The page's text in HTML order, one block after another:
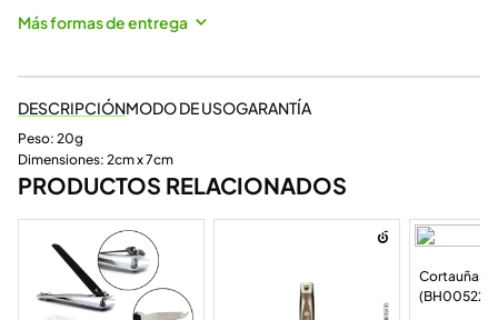
Más formas de entrega
DESCRIPCIÓNMODO DE USOGARANTÍA
Peso: 20g
Dimensiones: 2cm x 7cm
PRODUCTOS RELACIONADOS
Cortauñas
(BH005223)